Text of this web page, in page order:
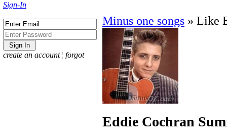
Sign-In
create an account ¦ forgot
Minus one songs » Like
Eddie Cochran